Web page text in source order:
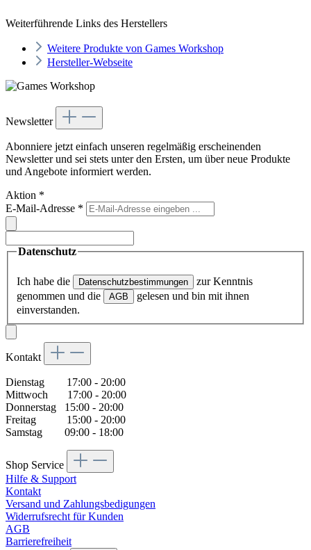
Weiterführende Links des Herstellers
Weitere Produkte von Games Workshop
Hersteller-Webseite
Newsletter
Abonniere jetzt einfach unseren regelmäßig erscheinenden
Newsletter und sei stets unter den Ersten, um über neue Produkte
und Angebote informiert werden.
Aktion *
E-Mail-Adresse *
Datenschutz
Ich habe die Datenschutzbestimmungen
zur Kenntnis
genommen und die
AGB
gelesen und bin mit ihnen
einverstanden.
Kontakt
Dienstag 17:00 - 20:00
Mittwoch 17:00 - 20:00
Donnerstag 15:00 - 20:00
Freitag 15:00 - 20:00
Samstag 09:00 - 18:00
Shop Service
Hilfe & Support
Kontakt
Versand und Zahlungsbedigungen
Widerrufsrecht für Kunden
AGB
Barrierefreiheit